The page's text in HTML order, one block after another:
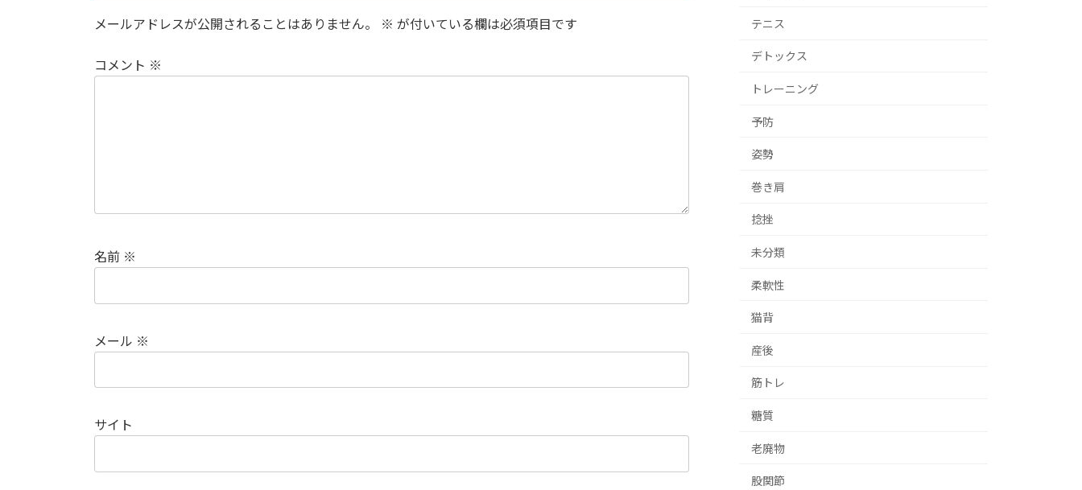
メールアドレスが公開されることはありません。 ※ が付いている欄は必須項目です
コメント ※
名前 ※
メール ※
サイト
テニス
デトックス
トレーニング
予防
姿勢
巻き肩
捻挫
未分類
柔軟性
猫背
産後
筋トレ
糖質
老廃物
股関節